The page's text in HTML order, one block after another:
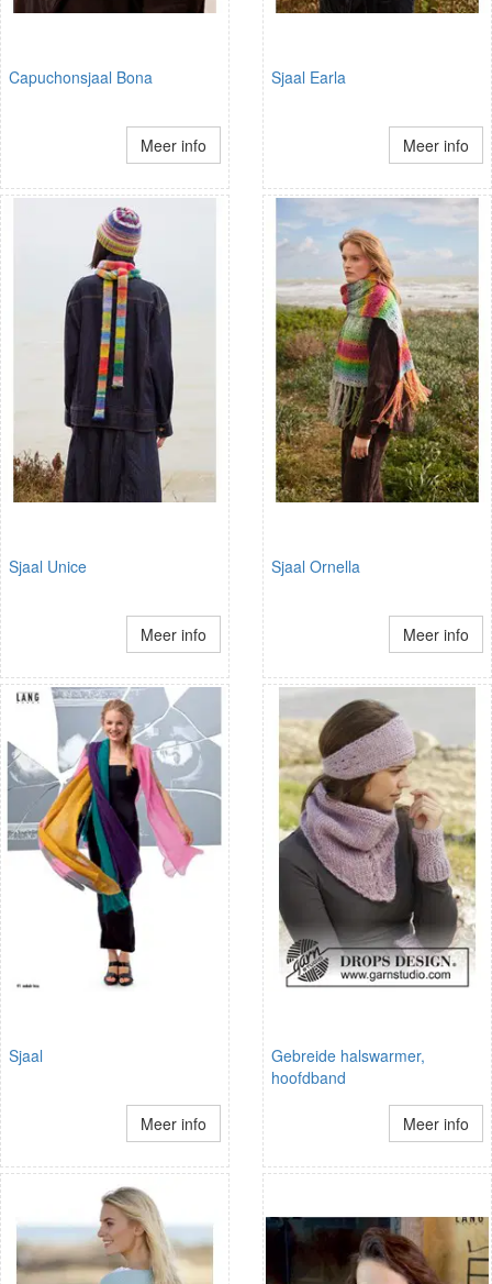
Capuchonsjaal Bona
Meer info
Sjaal Earla
Meer info
Sjaal Unice
Meer info
Sjaal Ornella
Meer info
Sjaal
Meer info
Gebreide halswarmer,
hoofdband
Meer info